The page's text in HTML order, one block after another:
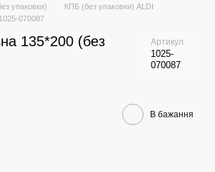
упаковки)
КПБ (без упаковки) ALDI
070087
135*200 (без
Артикул
1025-
070087
В бажання